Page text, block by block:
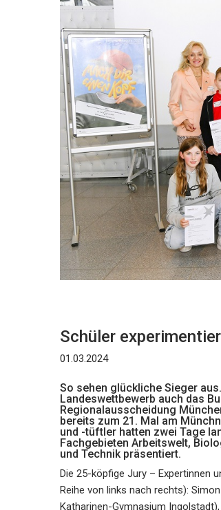
Schüler
01.03.2024
So sehen glückliche Sieger
Landeswettbewerb auch das
Regionalausscheidung
bereits zum 21. Mal am
und -tüftler hatten zwei Tage
Fachgebieten Arbeitswelt,
und Technik präsentiert.
Die 25-köpfige Jury – Expertinnen
Reihe von links nach rechts):
Katharinen-Gymnasium